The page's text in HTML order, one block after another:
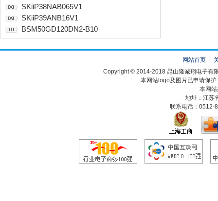
SKiiP38NAB065V1
SKiiP39ANB16V1
BSM50GD120DN2-B10
网站首页
Copyright © 2014-2018 昆山隆诚翔电子有
本网站logo及图片已申请保
本网
地址：江
联系电话：0512-